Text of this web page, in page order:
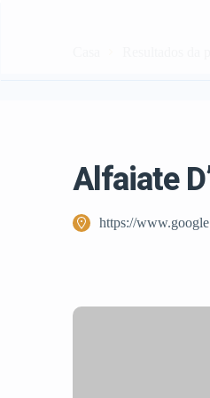
Alfaiate
https://